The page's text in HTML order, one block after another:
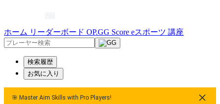
ホーム リーダーボード OP.GG Score eスポーツ 講座
検索履歴
お気に入り
🎯 Master Aim Skills with Pro Players!